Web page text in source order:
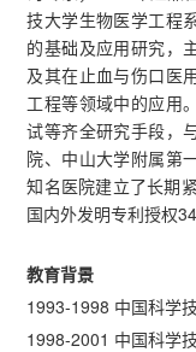
技大学生物医学工程
的基础及应用研究，
及其在止血与伤口医
工程等领域中的应用
试等齐全研究手段，
院、中山大学附属第
知名医院建立了长期
国内外发明专利授权34
教育背景
1993-1998 中国科学
1998-2001 中国科学